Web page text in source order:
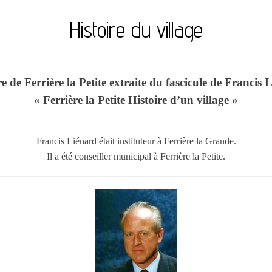
Histoire du village
de Ferrière la Petite extraite du fascicule de Francis
« Ferrière la Petite Histoire d’un village »
Francis Liénard était instituteur à Ferrière la Grande.
Il a été conseiller municipal à Ferrière la Petite.